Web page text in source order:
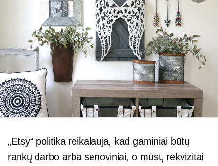
„Etsy“ politika reikalauja, kad gaminiai būtų
rankų darbo arba senoviniai, o mūsų rekvizitai